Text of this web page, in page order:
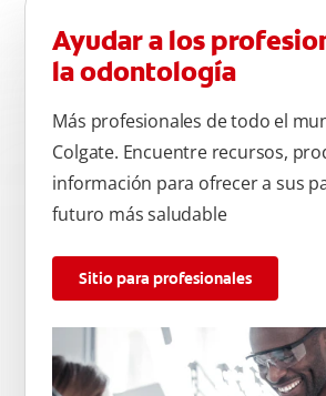
Ayudar a los
la odontología
Más profesionales de todo el
Colgate. Encuentre recursos,
información para ofrecer a sus
futuro más saludable
Sitio para profesionales